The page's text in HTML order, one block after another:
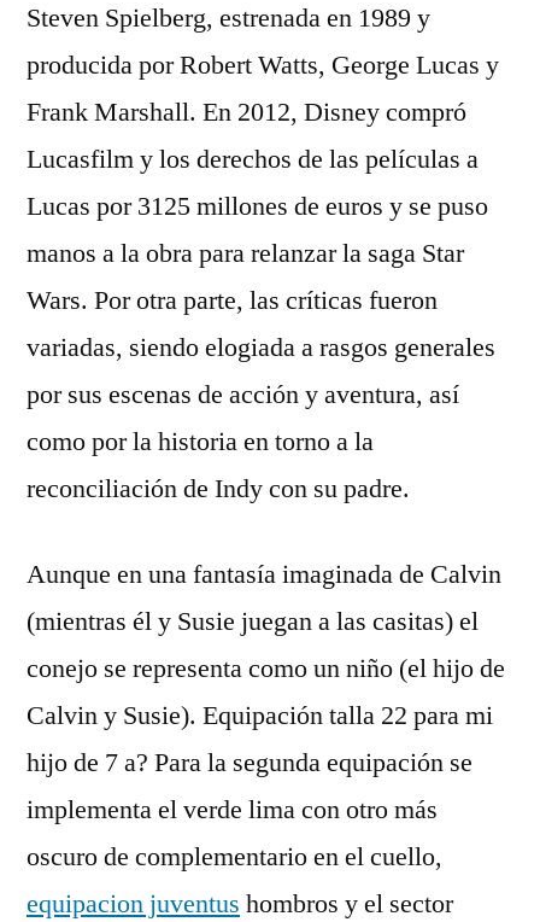
Steven Spielberg, estrenada en 1989 y
producida por Robert Watts, George Lucas y
Frank Marshall. En 2012, Disney compró
Lucasfilm y los derechos de las películas a
Lucas por 3125 millones de euros y se puso
manos a la obra para relanzar la saga Star
Wars. Por otra parte, las críticas fueron
variadas, siendo elogiada a rasgos generales
por sus escenas de acción y aventura, así
como por la historia en torno a la
reconciliación de Indy con su padre.
Aunque en una fantasía imaginada de Calvin
(mientras él y Susie juegan a las casitas) el
conejo se representa como un niño (el hijo de
Calvin y Susie). Equipación talla 22 para mi
hijo de 7 a? Para la segunda equipación se
implementa el verde lima con otro más
oscuro de complementario en el cuello,
equipacion juventus hombros y el sector